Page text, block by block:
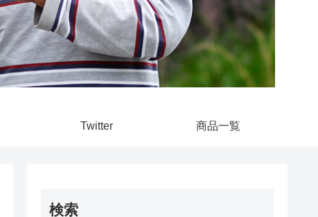
Twitter 商品一覧
検索